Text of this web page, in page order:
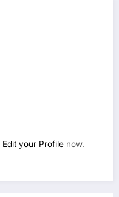
Edit your Profile now.